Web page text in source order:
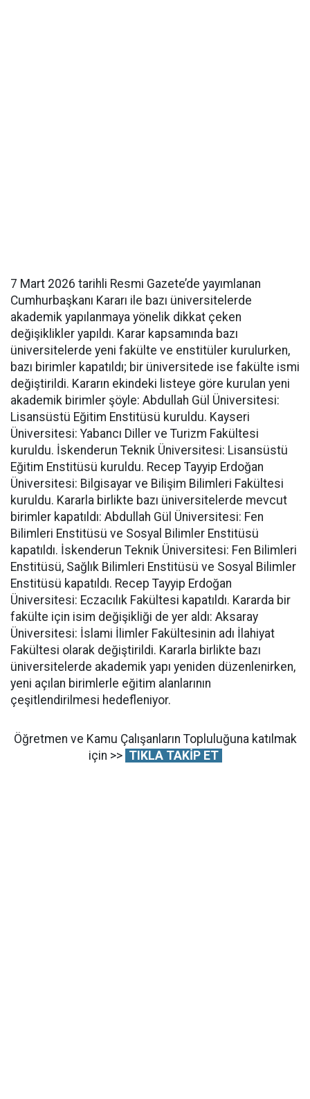
7 Mart 2026 tarihli Resmi Gazete’de yayımlanan
Cumhurbaşkanı Kararı ile bazı üniversitelerde
akademik yapılanmaya yönelik dikkat çeken
değişiklikler yapıldı. Karar kapsamında bazı
üniversitelerde yeni fakülte ve enstitüler kurulurken,
bazı birimler kapatıldı; bir üniversitede ise fakülte ismi
değiştirildi. Kararın ekindeki listeye göre kurulan yeni
akademik birimler şöyle: Abdullah Gül Üniversitesi:
Lisansüstü Eğitim Enstitüsü kuruldu. Kayseri
Üniversitesi: Yabancı Diller ve Turizm Fakültesi
kuruldu. İskenderun Teknik Üniversitesi: Lisansüstü
Eğitim Enstitüsü kuruldu. Recep Tayyip Erdoğan
Üniversitesi: Bilgisayar ve Bilişim Bilimleri Fakültesi
kuruldu. Kararla birlikte bazı üniversitelerde mevcut
birimler kapatıldı: Abdullah Gül Üniversitesi: Fen
Bilimleri Enstitüsü ve Sosyal Bilimler Enstitüsü
kapatıldı. İskenderun Teknik Üniversitesi: Fen Bilimleri
Enstitüsü, Sağlık Bilimleri Enstitüsü ve Sosyal Bilimler
Enstitüsü kapatıldı. Recep Tayyip Erdoğan
Üniversitesi: Eczacılık Fakültesi kapatıldı. Kararda bir
fakülte için isim değişikliği de yer aldı: Aksaray
Üniversitesi: İslami İlimler Fakültesinin adı İlahiyat
Fakültesi olarak değiştirildi. Kararla birlikte bazı
üniversitelerde akademik yapı yeniden düzenlenirken,
yeni açılan birimlerle eğitim alanlarının
çeşitlendirilmesi hedefleniyor.
Öğretmen ve Kamu Çalışanların Topluluğuna katılmak
için >> TIKLA TAKİP ET